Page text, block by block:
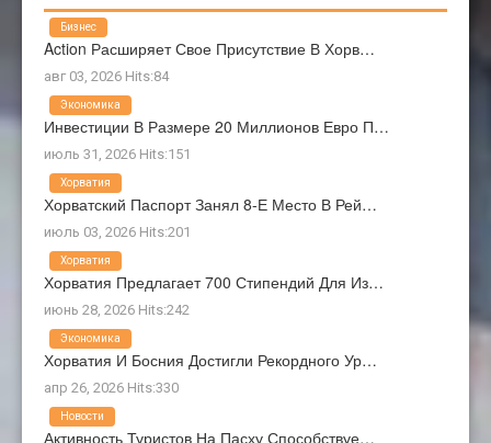
Action Расширяет Свое Присутствие В Хорв…
авг 03, 2026 Hits:84
Бизнес
Инвестиции В Размере 20 Миллионов Евро П…
июль 31, 2026 Hits:151
Экономика
Хорватский Паспорт Занял 8-Е Место В Рей…
июль 03, 2026 Hits:201
Хорватия
Хорватия Предлагает 700 Стипендий Для Из…
июнь 28, 2026 Hits:242
Хорватия
Хорватия И Босния Достигли Рекордного Ур…
апр 26, 2026 Hits:330
Экономика
Активность Туристов На Пасху Способствуе…
Новости